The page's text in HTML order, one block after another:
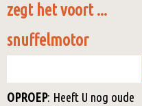
zegt het voort ...
snuffelmotor
OPROEP: Heeft U nog oude